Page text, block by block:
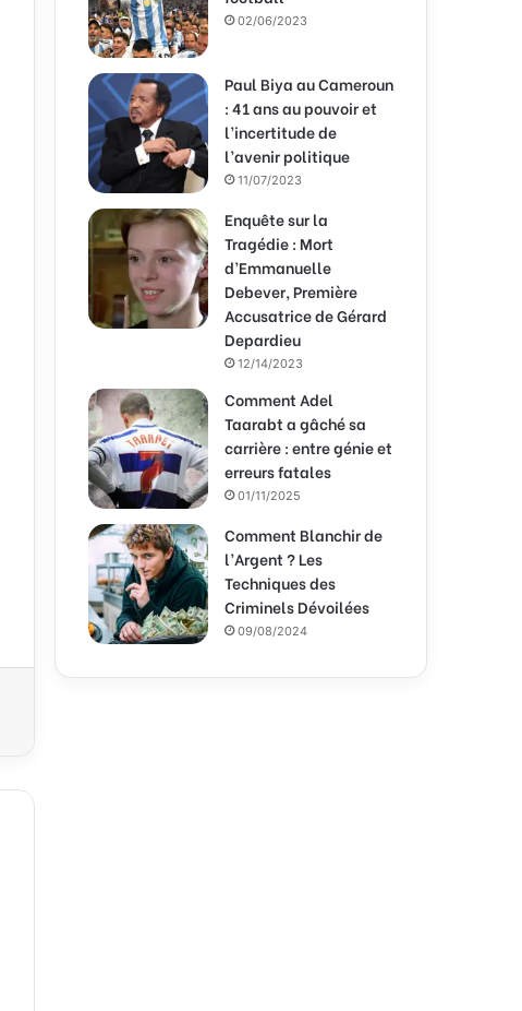
02/06/2023
Paul Biya au Cameroun
: 41 ans au pouvoir et
l’incertitude de
l’avenir politique
11/07/2023
Enquête sur la
Tragédie : Mort
d’Emmanuelle
Debever, Première
Accusatrice de Gérard
Depardieu
12/14/2023
Comment Adel
Taarabt a gâché sa
carrière : entre génie et
erreurs fatales
01/11/2025
Comment Blanchir de
l’Argent ? Les
Techniques des
Criminels Dévoilées
09/08/2024